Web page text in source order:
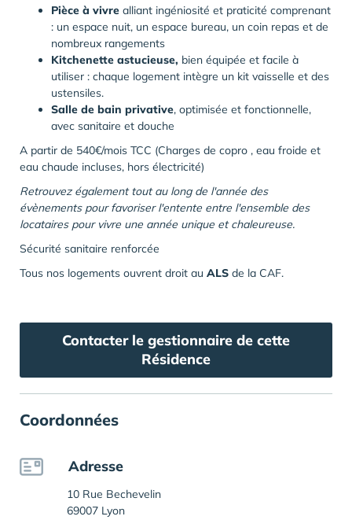
Pièce à vivre alliant ingéniosité et praticité comprenant
: un espace nuit, un espace bureau, un coin repas et de
nombreux rangements
Kitchenette astucieuse, bien équipée et facile à
utiliser : chaque logement intègre un kit vaisselle et des
ustensiles.
Salle de bain privative, optimisée et fonctionnelle,
avec sanitaire et douche
A partir de 540€/mois TCC (Charges de copro , eau froide et
eau chaude incluses, hors électricité)
Retrouvez également tout au long de l'année des
évènements pour favoriser l'entente entre l'ensemble des
locataires pour vivre une année unique et chaleureuse.
Sécurité sanitaire renforcée
Tous nos logements ouvrent droit au ALS de la CAF.
Contacter le gestionnaire de cette
Résidence
Coordonnées
Adresse
10 Rue Bechevelin
69007 Lyon